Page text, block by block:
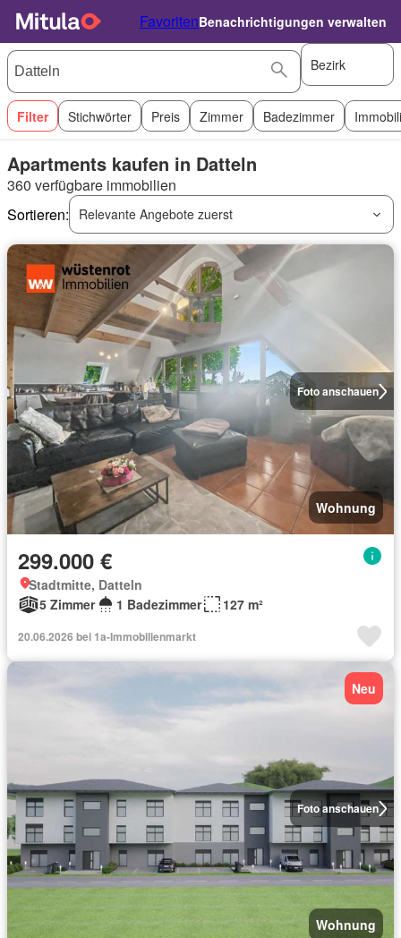
FavoritenBenachrichtigungen verwalten
Bezirk
Filter Stichwörter Preis Zimmer Badezimmer
Apartments kaufen in Datteln
360 verfügbare immobilien
Sortieren:
Relevante Angebote zuerst
Foto anschauen
Wohnung
299.000 €
Stadtmitte, Datteln
5 Zimmer
1 Badezimmer 127 m²
20.06.2026 bei 1a-Immobilienmarkt
Foto anschauen
Neu
Wohnung